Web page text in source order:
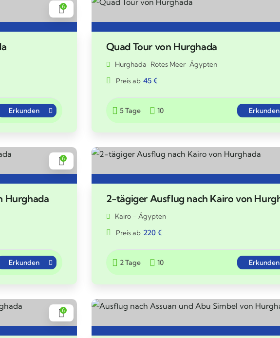
6
Erkunden
Quad Tour von Hurghada
Hurghada-Rotes Meer-Ägypten
Preis ab 45 €
5 Tage 10 Erkunden
6
Hurghada
Erkunden
2-tägiger Ausflug nach Kairo von
Kairo – Ägypten
Preis ab 220 €
2 Tage 10 Erkunden
6